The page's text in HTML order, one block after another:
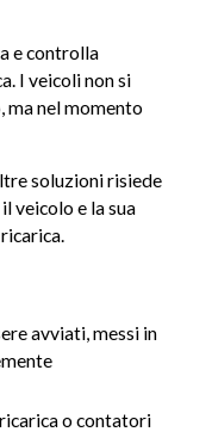
e controlla
I veicoli non si
nel momento
soluzioni risiede
veicolo e la sua
avviati, messi in
o contatori